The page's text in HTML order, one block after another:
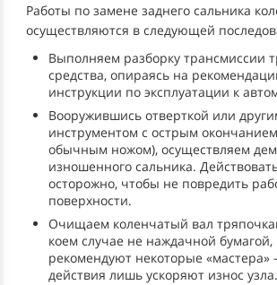
Работы по замене заднего сальника
осуществляются в следующей
Выполняем разборку трансмиссии
средства, опираясь на
инструкции по эксплуатации к
Вооружившись отверткой или
инструментом с острым
обычным ножом), осуществляем
изношенного сальника.
осторожно, чтобы не повредить
поверхности.
Очищаем коленчатый вал
коем случае не наждачной бумагой,
рекомендуют некоторые «мастера»
действия лишь ускоряют износ узла.